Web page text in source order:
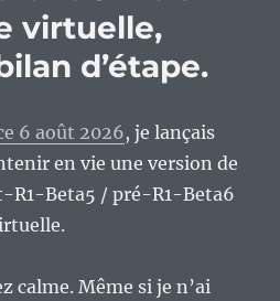
virtuelle,
d’étape.
6 août 2026, je lançais
en vie une version de
R1-Beta5 / pré-R1-Beta6
calme. Même si je n’ai